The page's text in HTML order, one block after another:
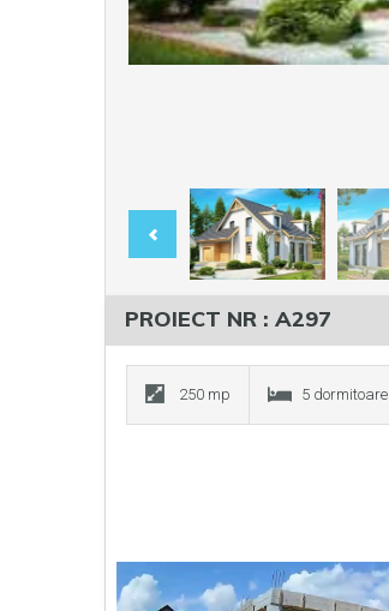
PROIECT NR : A297
250 mp 5 dormitoare